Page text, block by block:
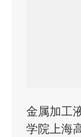
金属加工
学院上海